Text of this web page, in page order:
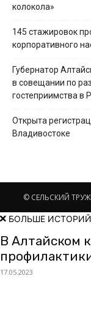
колокола»
145 стажировок
корпоративного
Губернатор
в совещании по
гостеприимства в
Открыта
Владивостоке
© СЕЛЬСКИЙ
БОЛЬШЕ ИСТОРИЙ
В Алтайском
17.05.2023